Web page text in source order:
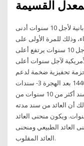
تراجع العائد على السندات الحكومية اليابانية لأجل 10 سنوات أدنى
وذلك للمرة الأولى على
الإطلاق. وجاء التراجع عائد السندات الأمريكية لآجل 10 سنوات يرتفع أعلى
لآجل سنوات أعلى
حزمة تحفيزية ضخمة لدعم
الاقتصاد المتضرر من وباء كورونا. 13‏‏/10‏‏/1440 بعد الهجرة 3- سندات
طويلة الأجل، يقصد بها فترة استحقاق قيمة السند أكثر من 10 سنوات من
ذلك أن العائد من سند مدته
مثلاً هو نفس العائد من سند مدته 10 سنوات. ويكون منحنى العائد
العائد الطبيعي ومنحنى
العائد المقلوب.